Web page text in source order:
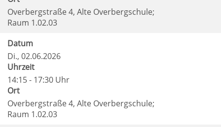
Overbergstraße 4, Alte Overbergschule;
Raum 1.02.03
Datum
Di., 02.06.2026
Uhrzeit
14:15 - 17:30 Uhr
Ort
Overbergstraße 4, Alte Overbergschule;
Raum 1.02.03